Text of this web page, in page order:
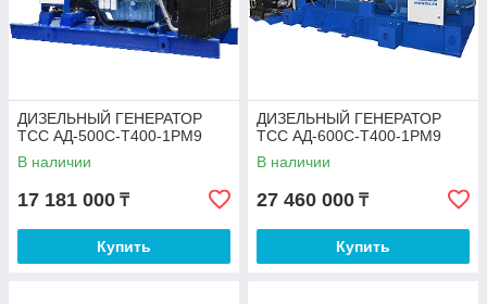
ДИЗЕЛЬНЫЙ ГЕНЕРАТОР
ТСС АД-500С-Т400-1РМ9
В наличии
17 181 000 ₸
Купить
ДИЗЕЛЬНЫЙ ГЕНЕРАТОР
ТСС АД-600С-Т400-1РМ9
В наличии
27 460 000 ₸
Купить